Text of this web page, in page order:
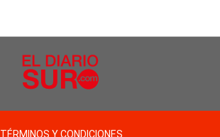
TÉRMINOS Y CONDICIONES